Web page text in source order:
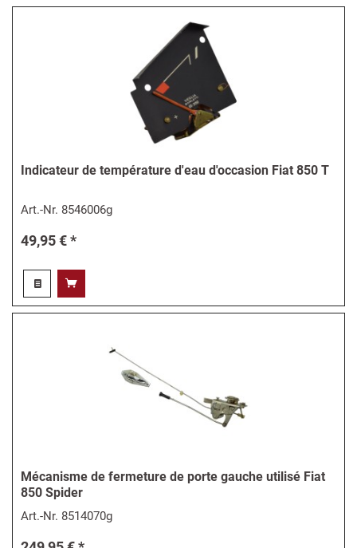
Indicateur de température d'eau d'occasion Fiat 850 T
Art.-Nr. 8546006g
49,95 € *
Mécanisme de fermeture de porte gauche utilisé Fiat
850 Spider
Art.-Nr. 8514070g